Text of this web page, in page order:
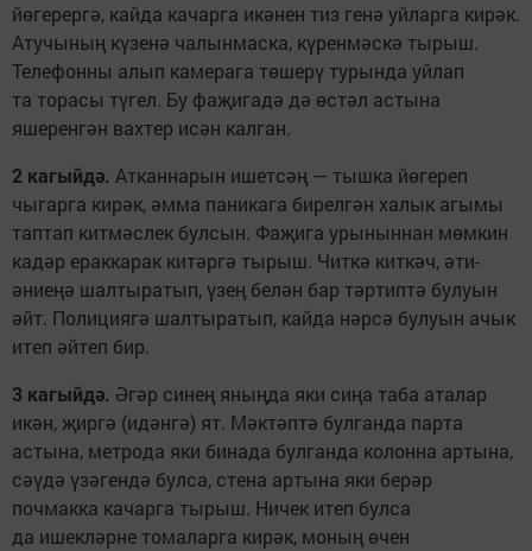
йөгерергә, кайда качарга икәнен тиз генә уйларга кирәк.
Атучының күзенә чалынмаска, күренмәскә тырыш.
Телефонны алып камерага төшерү турында уйлап
та торасы түгел. Бу фаҗигадә дә өстәл астына
яшеренгән вахтер исән калган.
2 кагыйдә. Атканнарын ишетсәң — тышка йөгереп
чыгарга кирәк, әмма паникага бирелгән халык агымы
таптап китмәслек булсын. Фаҗига урыныннан мөмкин
кадәр ераккарак китәргә тырыш. Читкә киткәч, әти-
әниеңә шалтыратып, үзең белән бар тәртиптә булуын
әйт. Полициягә шалтыратып, кайда нәрсә булуын ачык
итеп әйтеп бир.
3 кагыйдә. Әгәр синең яныңда яки сиңа таба аталар
икән, җиргә (идәнгә) ят. Мәктәптә булганда парта
астына, метрода яки бинада булганда колонна артына,
сәүдә үзәгендә булса, стена артына яки берәр
почмакка качарга тырыш. Ничек итеп булса
да ишекләрне томаларга кирәк, моның өчен